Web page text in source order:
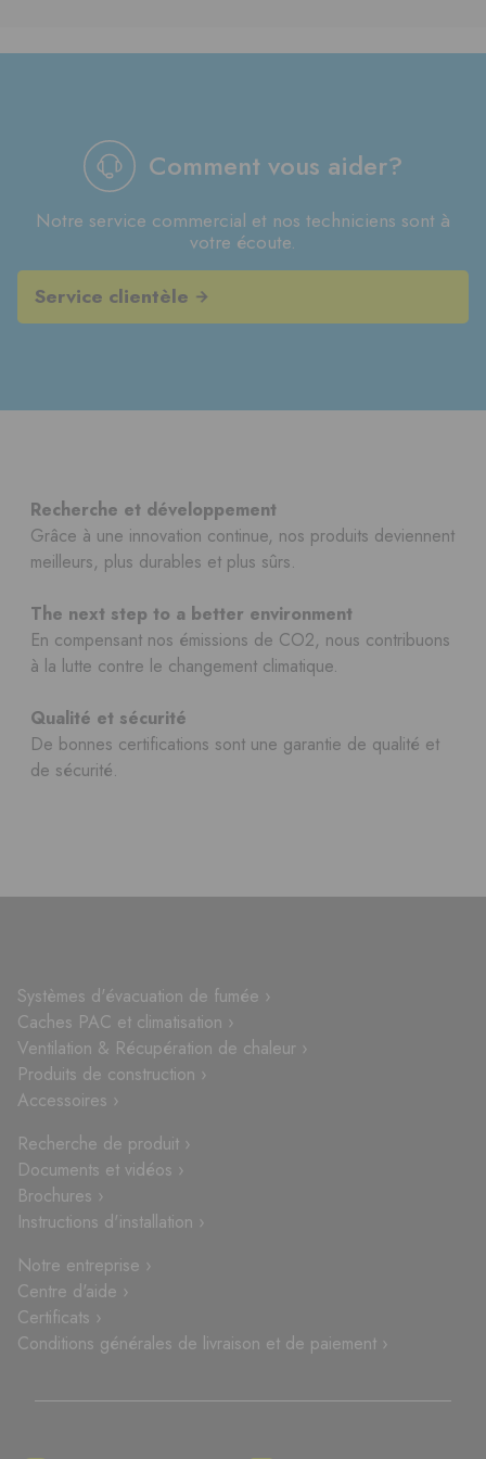
Comment vous aider?
Notre service commercial et nos techniciens sont à
votre écoute.
Service clientèle
Recherche et développement
Grâce à une innovation continue, nos produits deviennent
meilleurs, plus durables et plus sûrs.
The next step to a better environment
En compensant nos émissions de CO2, nous contribuons
à la lutte contre le changement climatique.
Qualité et sécurité
De bonnes certifications sont une garantie de qualité et
de sécurité.
Systèmes d'évacuation de fumée ›
Caches PAC et climatisation ›
Ventilation & Récupération de chaleur ›
Produits de construction ›
Accessoires ›
Recherche de produit ›
Documents et vidéos ›
Brochures ›
Instructions d'installation ›
Notre entreprise ›
Centre d'aide ›
Certificats ›
Conditions générales de livraison et de paiement ›